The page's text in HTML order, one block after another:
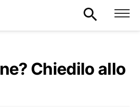
Chiedilo allo